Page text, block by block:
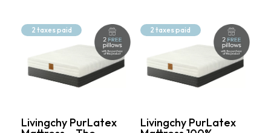
Matelas fermes
Matelas semi-fermes
Price
2 taxes paid
Livingchy PurLatex
2 taxes paid
Livingchy PurLatex